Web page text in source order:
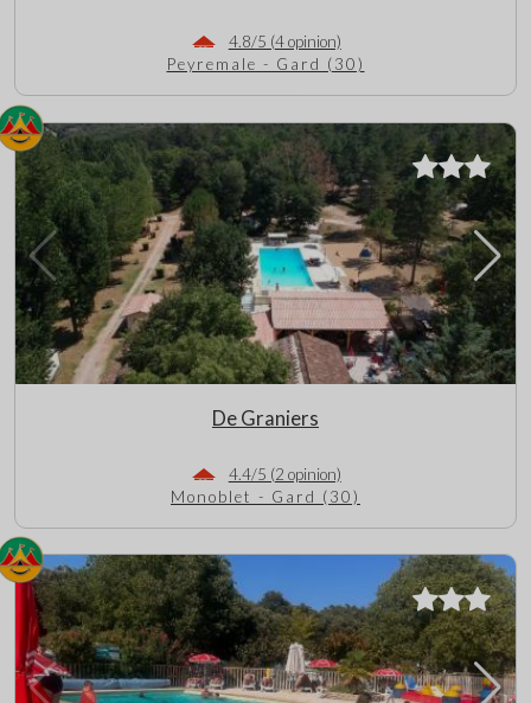
4.8/5 (4 opinion)
Peyremale - Gard (30)
De Graniers
4.4/5 (2 opinion)
Monoblet - Gard (30)